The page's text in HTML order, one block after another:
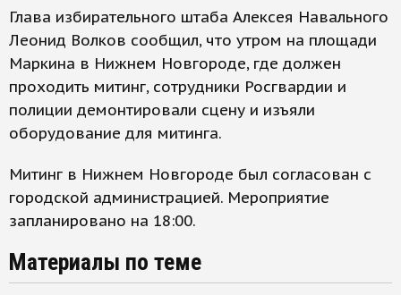
Глава избирательного штаба Алексея Навального
Леонид Волков сообщил, что утром на площади
Маркина в Нижнем Новгороде, где должен
проходить митинг, сотрудники Росгвардии и
полиции демонтировали сцену и изъяли
оборудование для митинга.
Митинг в Нижнем Новгороде был согласован с
городской администрацией. Мероприятие
запланировано на 18:00.
Материалы по теме